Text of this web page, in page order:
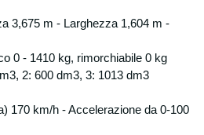
3,675 m - Larghezza 1,604 m -
0 - 1410 kg, rimorchiabile 0 kg
2: 600 dm3, 3: 1013 dm3
170 km/h - Accelerazione da 0-100